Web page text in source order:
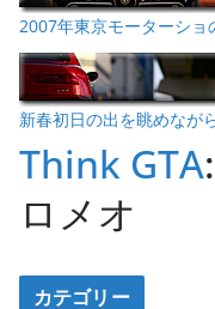
2007年東京モーターショ
新春初日の出を眺めなが
Think GTA
ロメオ
カテゴリー